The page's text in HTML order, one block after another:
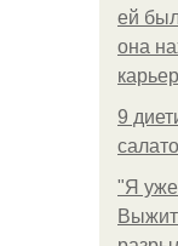
ей
она
9
"Я